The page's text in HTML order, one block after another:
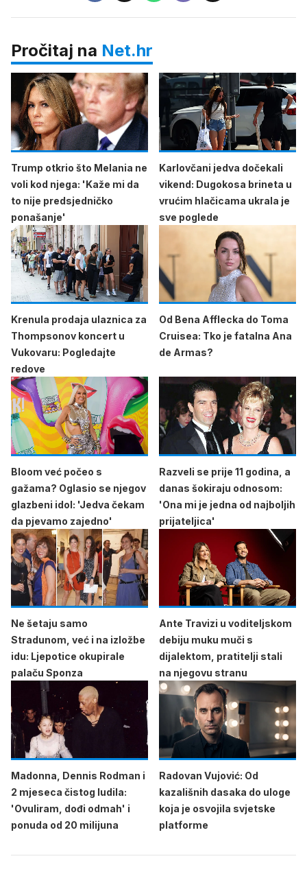
Pročitaj na Net.hr
Trump otkrio što Melania ne
voli kod njega: 'Kaže mi da
to nije predsjedničko
ponašanje'
Karlovčani jedva dočekali
vikend: Dugokosa brineta u
vrućim hlačicama ukrala je
sve poglede
Krenula prodaja ulaznica za
Thompsonov koncert u
Vukovaru: Pogledajte
redove
Od Bena Afflecka do Toma
Cruisea: Tko je fatalna Ana
de Armas?
Bloom već počeo s
gažama? Oglasio se njegov
glazbeni idol: 'Jedva čekam
da pjevamo zajedno'
Razveli se prije 11 godina, a
danas šokiraju odnosom:
'Ona mi je jedna od najboljih
prijateljica'
Ne šetaju samo
Stradunom, već i na izložbe
idu: Ljepotice okupirale
palaču Sponza
Ante Travizi u voditeljskom
debiju muku muči s
dijalektom, pratitelji stali
na njegovu stranu
Madonna, Dennis Rodman i
2 mjeseca čistog ludila:
'Ovuliram, dođi odmah' i
ponuda od 20 milijuna
Radovan Vujović: Od
kazališnih dasaka do uloge
koja je osvojila svjetske
platforme